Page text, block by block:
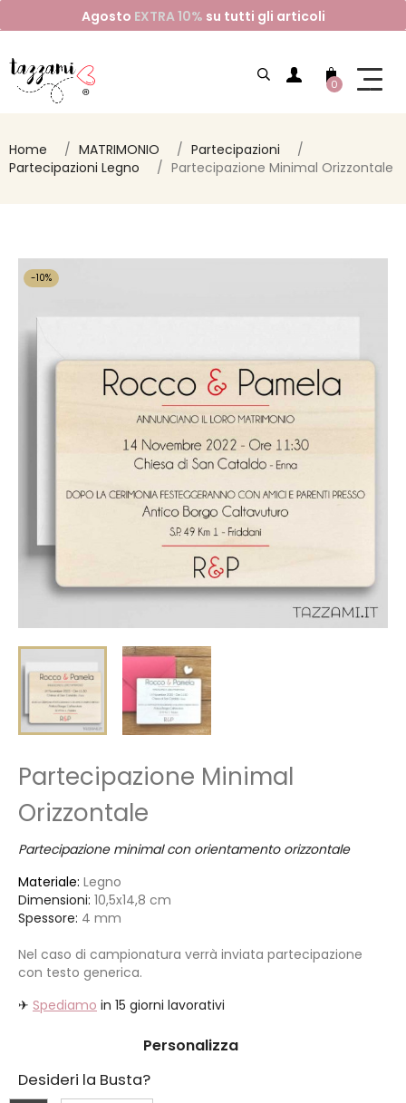
Agosto EXTRA 10% su tutti gli articoli
0
Home MATRIMONIO
Partecipazioni
Partecipazioni Legno
Partecipazione Minimal Orizzontale
-10%
Partecipazione Minimal
Orizzontale
Partecipazione minimal con orientamento orizzontale
Materiale: Legno
Dimensioni: 10,5x14,8 cm
Spessore: 4 mm
Nel caso di campionatura verrà inviata partecipazione
con testo generica.
✈ Spediamo in 15 giorni lavorativi
Personalizza
Desideri la Busta?